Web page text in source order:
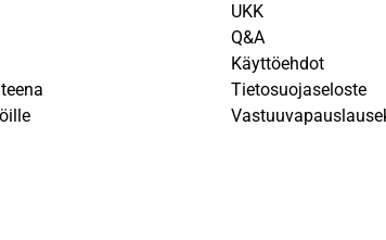
UKK
Q&A
Käyttöehdot
Tietosuojaseloste